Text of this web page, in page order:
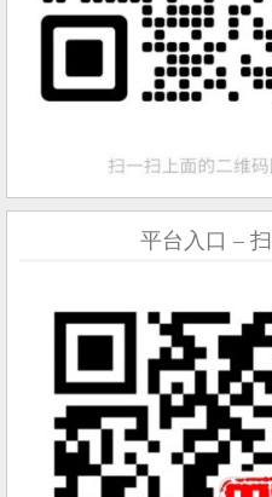
平台入口 –